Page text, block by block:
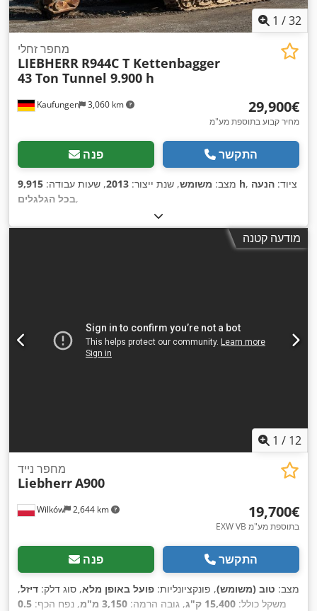
1 /32
Kaufungen 3,060 km
מחפר זחלי
LIEBHERR R944C T Kettenbagger
43 Ton Tunnel 9.900 h
‏29,900 ‏€
מחיר קבוע בתוספת מע"מ
פנה התקשר
מצב: משומש, שנת ייצור: 2013, שעות עבודה: 9,915 h , ציוד: הנעה
בכל הגלגלים,
מודעה קטנה
1 / 12
Wilków 2,644 km
מחפר נייד
LiebherrA900
‏19,700 ‏€
EXW VB בתוספת מע"מ
פנה התקשר
מצב: טוב (משומש), פונקציונליות: פועל באופן מלא, סוג דלק: דיזל,
משקל כולל: 15,400 ק"ג , גובה הרמה: 3,150 מ"מ , נפח הכף: 0.5